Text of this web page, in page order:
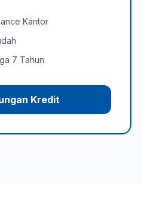
Kantor
7 Tahun
Kredit